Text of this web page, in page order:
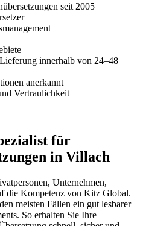
seit 2005
innerhalb von 24–48
anerkannt
Vertraulichkeit
für
in Villach
Unternehmen,
die Kompetenz von Kitz Global.
meisten Fällen ein gut lesbarer
So erhalten Sie Ihre